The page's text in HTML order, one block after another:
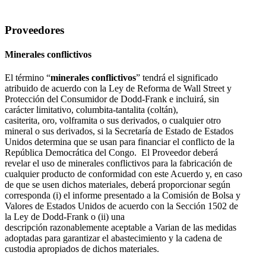
Proveedores
Minerales conflictivos
El término “minerales conflictivos” tendrá el significado
atribuido de acuerdo con la Ley de Reforma de Wall Street y
Protección del Consumidor de Dodd-Frank e incluirá, sin
carácter limitativo, columbita-tantalita (coltán),
casiterita, oro, volframita o sus derivados, o cualquier otro
mineral o sus derivados, si la Secretaría de Estado de Estados
Unidos determina que se usan para financiar el conflicto de la
República Democrática del Congo. El Proveedor deberá
revelar el uso de minerales conflictivos para la fabricación de
cualquier producto de conformidad con este Acuerdo y, en caso
de que se usen dichos materiales, deberá proporcionar según
corresponda (i) el informe presentado a la Comisión de Bolsa y
Valores de Estados Unidos de acuerdo con la Sección 1502 de
la Ley de Dodd-Frank o (ii) una
descripción razonablemente aceptable a Varian de las medidas
adoptadas para garantizar el abastecimiento y la cadena de
custodia apropiados de dichos materiales.